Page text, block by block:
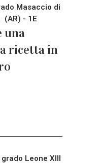
Masaccio di
(AR) - 1E
una
ricetta in
Leone XIII